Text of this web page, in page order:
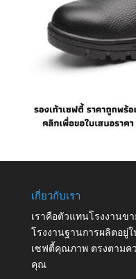
เกี่ยวกับเรา
เราคือตัวแทนโรงงานขา
โรงงานฐานการผลิตอยู่
เซฟตี้คุณภาพ ตรงตามค
คุณ